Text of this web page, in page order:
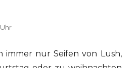
immer nur Seifen von Lush,